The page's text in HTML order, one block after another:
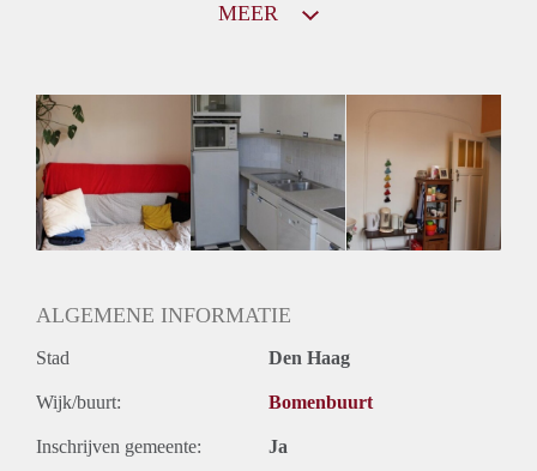
Gedeelde Douche: Ja
Gedeelde woonkamer: Ja
Huisgenoten: Ja
MEER
ALGEMENE INFORMATIE
Stad Den Haag
Wijk/buurt: Bomenbuurt
Inschrijven gemeente: Ja